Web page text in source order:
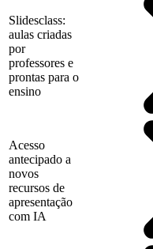
Slidesclass:
aulas criadas
por
professores e
prontas para o
ensino
Acesso
antecipado a
novos
recursos de
apresentação
com IA